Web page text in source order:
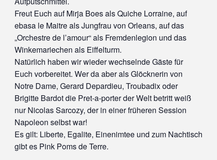
Freut Euch auf Mirja Boes als Quiche Lorraine, auf
ebasa le Maitre als Jungfrau von Orleans, auf das
„Orchestre de l’amour“ als Fremdenlegion und das
Winkemariechen als Eiffelturm.
Natürlich haben wir wieder wechselnde Gäste für
Euch vorbereitet. Wer da aber als Glöcknerin von
Notre Dame, Gerard Depardieu, Troubadix oder
Brigitte Bardot die Pret-a-porter der Welt betritt weiß
nur Nicolas Sarcozy, der in einer früheren Session
Napoleon selbst war!
Es gilt: Liberte, Egalite, Einenimtee und zum Nachtisch
gibt es Pink Poms de Terre.